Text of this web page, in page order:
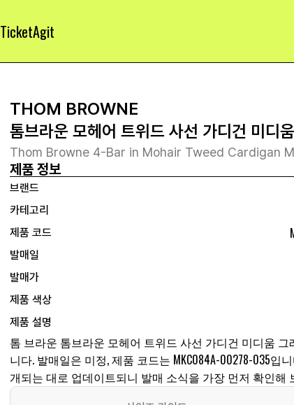
TicketAgit
THOM BROWNE
톰브라운 모헤어 트위드 사선 가디건 미디
Thom Browne 4-Bar in Mohair Tweed Cardigan
제품 정보
브랜드
카테고리
제품 코드
발매일
발매가
제품 색상
제품 설명
톰 브라운 톰브라운 모헤어 트위드 사선 가디건 미디움 그
니다. 발매일은 미정, 제품 코드는 MKC084A-00278-035입
개되는 대로 업데이트되니 발매 소식을 가장 먼저 확인해